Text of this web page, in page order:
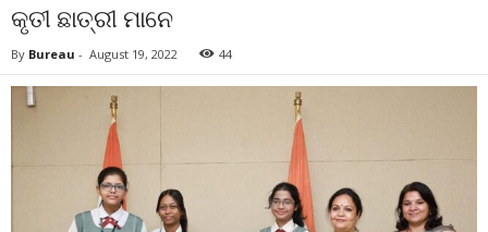
କୃତୀ ଛାତ୍ରୀ ମାନେ
By Bureau - August 19, 2022 44